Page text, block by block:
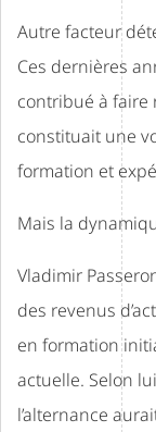
Autre facteur
Ces dernières
contribué à faire
constituait une
formation et
Mais la
Vladimir
des revenus
en formation
actuelle. Selon
l’alternance